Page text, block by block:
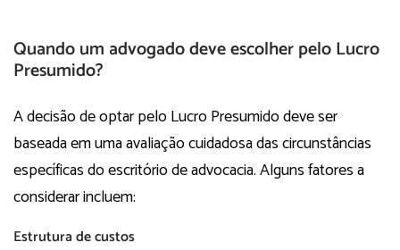
Quando um advogado deve escolher pelo Lucro
Presumido?
A decisão de optar pelo Lucro Presumido deve ser
baseada em uma avaliação cuidadosa das circunstâncias
específicas do escritório de advocacia. Alguns fatores a
considerar incluem:
Estrutura de custos